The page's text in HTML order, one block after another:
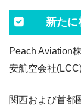
新たに
Peach Aviation
安航空会社(LCC)
関西および首都